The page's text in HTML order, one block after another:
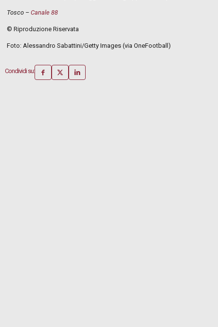
Tosco –Canale 88
© Riproduzione Riservata
Foto: Alessandro Sabattini/Getty Images (via OneFootball)
Condividi su: